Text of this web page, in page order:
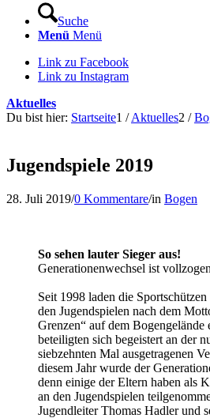
Suche
Menü Menü
Link zu Facebook
Link zu Instagram
Aktuelles
Du bist hier: Startseite1 / Aktuelles2 /
Jugendspiele 2019
28. Juli 2019/0 Kommentare/in Bogen
So sehen lauter Sieger aus!
Generationenwechsel ist vollzogen
Seit 1998 laden die
den Jugendspielen nach dem
Grenzen“ auf dem
beteiligten sich begeistert an der
siebzehnten Mal ausgetragenen
diesem Jahr wurde der
denn einige der Eltern haben als
an den Jugendspielen
Jugendleiter Thomas Hadler und